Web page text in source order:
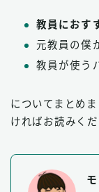
教員におす
元教員の僕
教員が使う
についてまとめ
ければお読みくだ